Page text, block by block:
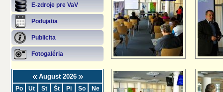
E-zdroje pre VaV
Podujatia
Publicita
Fotogaléria
August 2026
Po Ut St Št Pi So
Ne